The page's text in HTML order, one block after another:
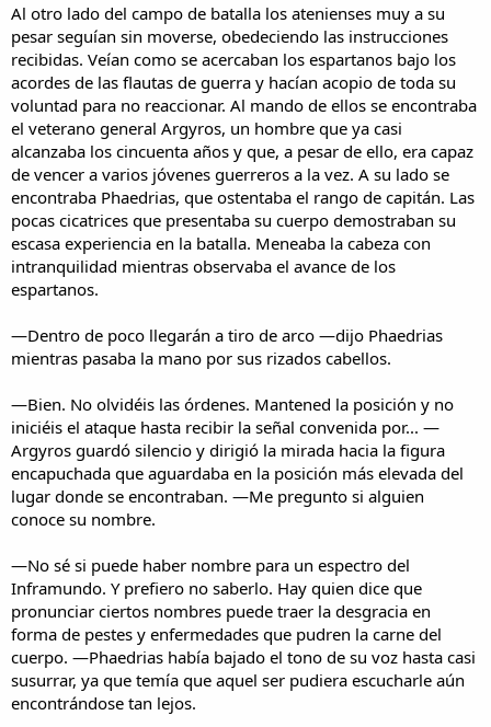
Al otro lado del campo de batalla los atenienses muy a su
pesar seguían sin moverse, obedeciendo las instrucciones
recibidas. Veían como se acercaban los espartanos bajo los
acordes de las flautas de guerra y hacían acopio de toda su
voluntad para no reaccionar. Al mando de ellos se encontraba
el veterano general Argyros, un hombre que ya casi
alcanzaba los cincuenta años y que, a pesar de ello, era capaz
de vencer a varios jóvenes guerreros a la vez. A su lado se
encontraba Phaedrias, que ostentaba el rango de capitán. Las
pocas cicatrices que presentaba su cuerpo demostraban su
escasa experiencia en la batalla. Meneaba la cabeza con
intranquilidad mientras observaba el avance de los
espartanos.
—Dentro de poco llegarán a tiro de arco —dijo Phaedrias
mientras pasaba la mano por sus rizados cabellos.
—Bien. No olvidéis las órdenes. Mantened la posición y no
iniciéis el ataque hasta recibir la señal convenida por... —
Argyros guardó silencio y dirigió la mirada hacia la figura
encapuchada que aguardaba en la posición más elevada del
lugar donde se encontraban. —Me pregunto si alguien
conoce su nombre.
—No sé si puede haber nombre para un espectro del
Inframundo. Y prefiero no saberlo. Hay quien dice que
pronunciar ciertos nombres puede traer la desgracia en
forma de pestes y enfermedades que pudren la carne del
cuerpo. —Phaedrias había bajado el tono de su voz hasta casi
susurrar, ya que temía que aquel ser pudiera escucharle aún
encontrándose tan lejos.